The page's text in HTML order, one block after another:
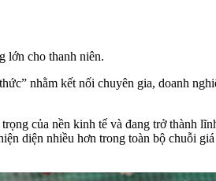
lớn cho thanh niên.
nhằm kết nối chuyên gia, doanh
của nền kinh tế và đang trở thành
diện nhiều hơn trong toàn bộ chuỗi